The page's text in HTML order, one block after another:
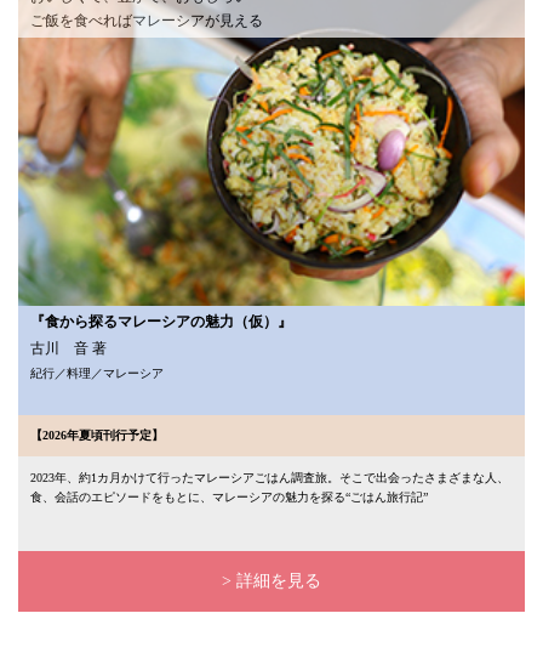
ご飯を食べればマレーシアが見える
『食から探るマレーシアの魅力（仮）』
古川 音 著
紀行／料理／マレーシア
【2026年夏頃刊行予定】
2023年、約1カ月かけて行ったマレーシアごはん調査旅。そこで出会ったさまざまな人、
食、会話のエピソードをもとに、マレーシアの魅力を探る“ごはん旅行記”
> 詳細を見る